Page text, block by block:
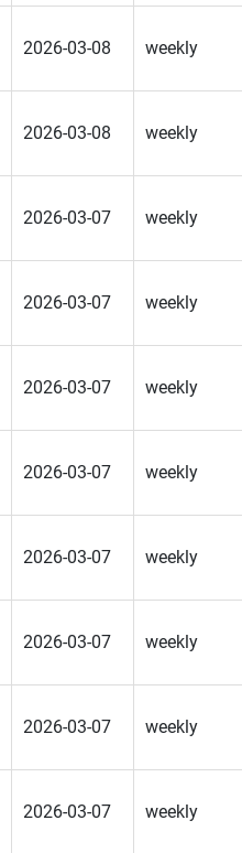
2026-03-08 weekly
2026-03-08 weekly
2026-03-07 weekly
2026-03-07 weekly
2026-03-07 weekly
2026-03-07 weekly
2026-03-07 weekly
2026-03-07 weekly
2026-03-07 weekly
2026-03-07 weekly